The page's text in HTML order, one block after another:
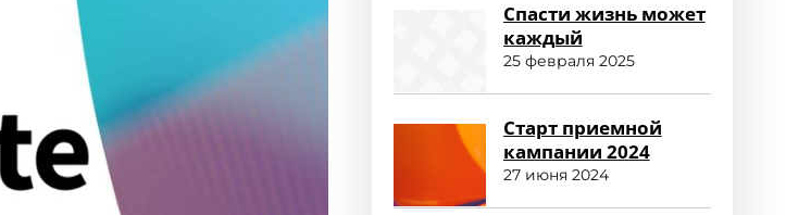
Спасти жизнь может
каждый
25 февраля 2025
Старт приемной
кампании 2024
27 июня 2024